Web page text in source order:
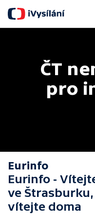
ČT
pro
Eurinfo
Eurinfo -
ve Štrasburku,
vítejte doma